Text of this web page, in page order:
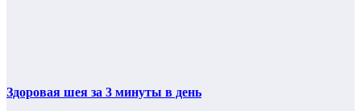
Здоровая шея за 3 минуты в день